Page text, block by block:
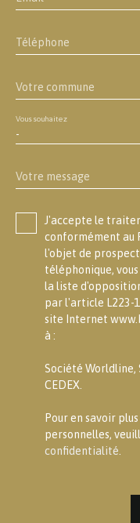
Téléphone
Votre commune
-
Vous souhaitez
Votre message
J'accepte le
conformément au
l'objet de
téléphonique,
la liste
par l'article L223-
site Internet
à :
Société Worldline,
CEDEX.
Pour en savoir
personnelles,
confidentialité